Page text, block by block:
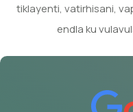
tiklayenti, vatirhisani,
endla ku